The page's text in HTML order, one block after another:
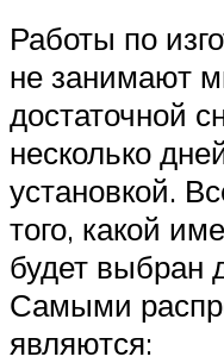
Работы по
не занимают
достаточной
несколько
установкой.
того, какой
будет выбран
Самыми
являются: